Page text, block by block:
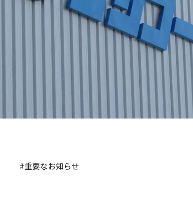
#重要なお知らせ